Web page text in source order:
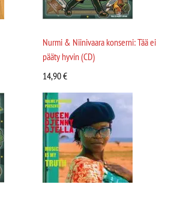
Nurmi & Niinivaara konserni: Tää ei
pääty hyvin (CD)
14,90€